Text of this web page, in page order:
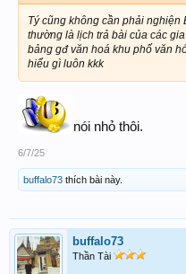
Tý cũng không cần phải nghiện
thường là lịch trả bài của các
bảng gđ văn hoá khu phố văn
hiểu gì luôn kkk
nói nhỏ thôi.
6/7/25
buffalo73 thích bài này.
buffalo73
Thần Tài